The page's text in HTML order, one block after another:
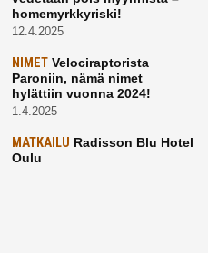
homemyrkkyriski!
12.4.2025
NIMETVelociraptorista
Paroniin, nämä nimet
hylättiin vuonna 2024!
1.4.2025
MATKAILU Radisson Blu Hotel
Oulu